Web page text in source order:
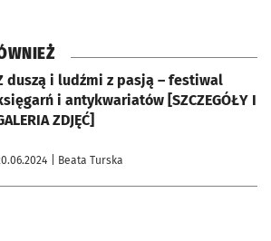
duszą i ludźmi z pasją – festiwal
i antykwariatów [SZCZEGÓŁY I
ZDJĘĆ]
| Beata Turska